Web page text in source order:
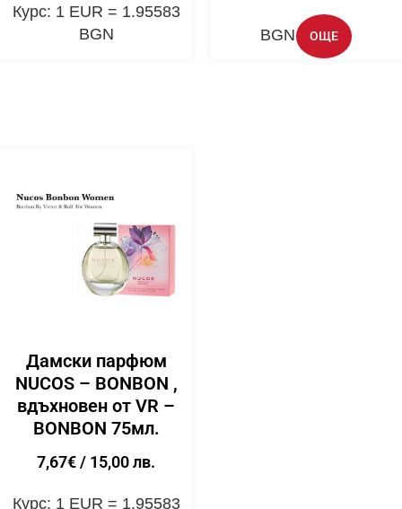
Курс: 1 EUR = 1.95583
BGN
BGN ОЩЕ
Дамски парфюм
NUCOS – BONBON ,
вдъхновен от VR –
BONBON 75мл.
7,67€/ 15,00 лв.
Курс: 1 EUR = 1.95583